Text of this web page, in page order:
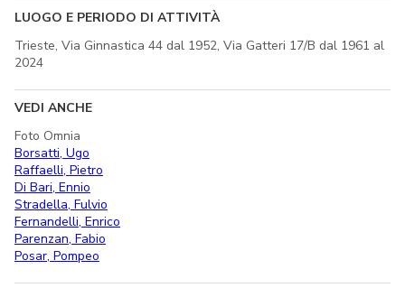
LUOGO E PERIODO DI ATTIVITÀ
Trieste, Via Ginnastica 44 dal 1952, Via Gatteri 17/B dal 1961 al
2024
VEDI ANCHE
Foto Omnia
Borsatti, Ugo
Raffaelli, Pietro
Di Bari, Ennio
Stradella, Fulvio
Fernandelli, Enrico
Parenzan, Fabio
Posar, Pompeo